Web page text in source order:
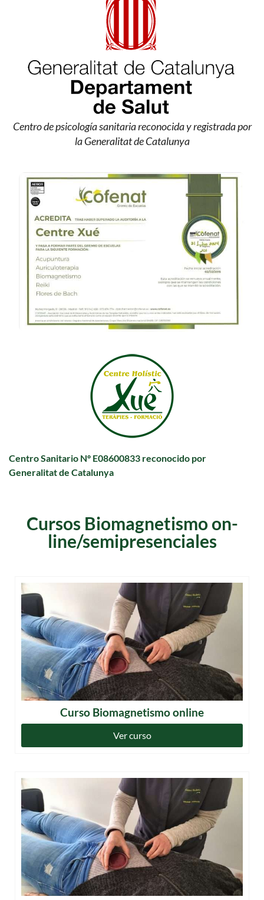
Centro de psicología sanitaria reconocida y registrada por
la Generalitat de Catalunya
Centro Sanitario Nº E08600833 reconocido por
Generalitat de Catalunya
Cursos Biomagnetismo on-
line/semipresenciales
Curso Biomagnetismo online
Ver curso